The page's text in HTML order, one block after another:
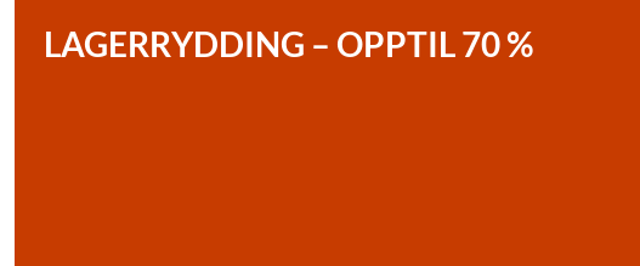
LAGERRYDDING – OPPTIL 70 %